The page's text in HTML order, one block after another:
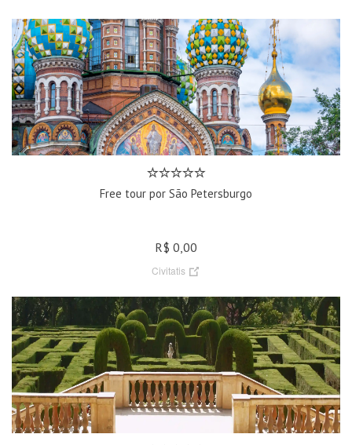
Free tour por São Petersburgo
R$ 0,00
Civitatis